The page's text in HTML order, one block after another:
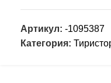
Артикул: -1095387
Категория: